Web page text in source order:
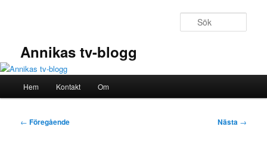
Annikas tv-blogg
Hem Kontakt Om
Inläggsnavigering
← Föregående Nästa →